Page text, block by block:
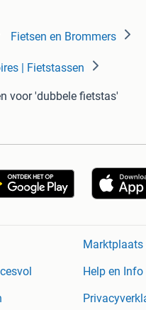
Fietsen en Brommers
| Fietstassen
voor 'dubbele fietstas'
Marktplaats
Help en Info